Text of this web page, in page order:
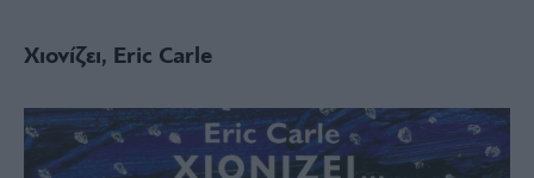
Χιονίζει, Eric Carle